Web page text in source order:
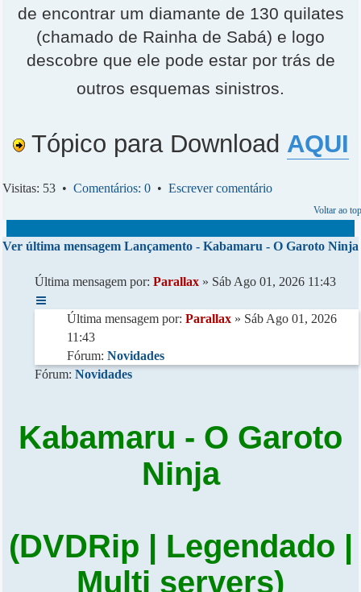
de encontrar um diamante de 130 quilates
(chamado de Rainha de Sabá) e logo
descobre que ele pode estar por trás de
outros esquemas sinistros.
Tópico para Download AQUI
Visitas: 53 • Comentários: 0 • Escrever comentário
Voltar ao
Ver última mensagem Lançamento - Kabamaru - O Garoto Ninja
Última mensagem por: Parallax » Sáb Ago 01, 2026 11:43
Última mensagem por: Parallax » Sáb Ago 01, 2026
11:43
Fórum: Novidades
Fórum: Novidades
Kabamaru - O Garoto
Ninja
(DVDRip | Legendado |
Multi servers)